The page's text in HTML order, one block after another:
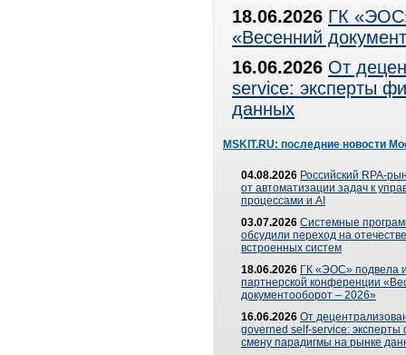
18.06.2026 ГК
«Весенний
16.06.2026 От
service: эксперты
данных
MSKIT.RU: последние новости
04.08.2026 Российский RPA-
от автоматизации задач к
процессами и AI
03.07.2026 Системные
обсудили переход на
встроенных систем
18.06.2026 ГК «ЭОС» подвела
партнерской конференции
документооборот – 2026»
16.06.2026 От
governed self-service: эксперты
смену парадигмы на рынке